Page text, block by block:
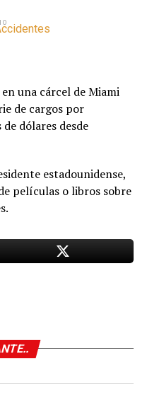
una cárcel de Miami
de cargos por
dólares desde
estadounidense,
películas o libros sobre